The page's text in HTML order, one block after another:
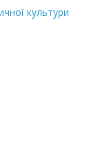
культури